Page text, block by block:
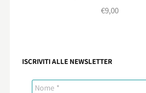
€9,00
ISCRIVITI ALLE NEWSLETTER